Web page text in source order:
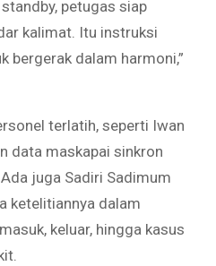
standby, petugas siap
kalimat. Itu instruksi
bergerak dalam harmoni,”
terlatih, seperti Iwan
data maskapai sinkron
juga Sadiri Sadimum
ketelitiannya dalam
keluar, hingga kasus